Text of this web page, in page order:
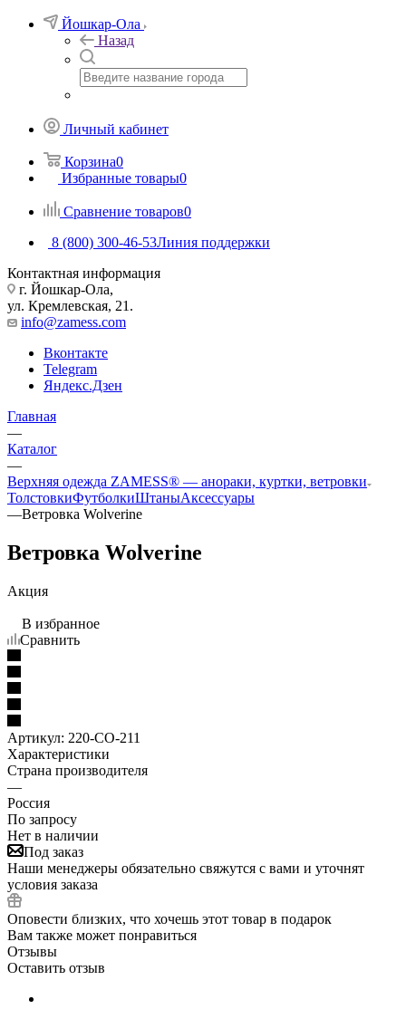
Йошкар-Ола
Назад
Личный кабинет
Корзина0
Избранные товары0
Сравнение товаров0
8 (800) 300-46-53Линия поддержки
Контактная информация
г. Йошкар-Ола,
ул. Кремлевская, 21.
info@zamess.com
Вконтакте
Telegram
Яндекс.Дзен
Главная
—
Каталог
—
Верхняя одежда ZAMESS® — анораки, куртки, ветровки
ТолстовкиФутболкиШтаныАксессуары
—Ветровка Wolverine
Ветровка Wolverine
Акция
В избранное
Сравнить
Артикул: 220-СО-211
Характеристики
Страна производителя
—
Россия
По запросу
Нет в наличии
Под заказ
Наши менеджеры обязательно свяжутся с вами и уточнят
условия заказа
Оповести близких, что хочешь этот товар в подарок
Вам также может понравиться
Отзывы
Оставить отзыв